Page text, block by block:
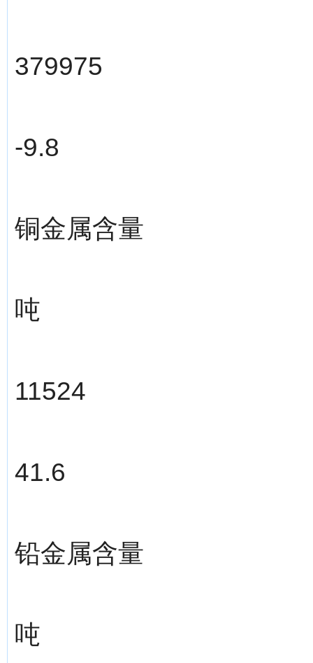
379975
-9.8
铜金属含量
吨
11524
41.6
铅金属含量
吨